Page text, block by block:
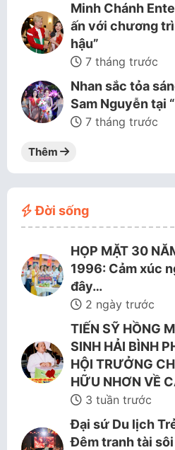
Minh Chánh
ấn với chương
hậu”
7 tháng trước
Nhan sắc tỏa
Sam Nguyễn tại
7 tháng trước
Thêm
Đời sống
HỌP MẶT 30
1996: Cảm xúc
đây…
2 ngày trước
TIẾN SỸ HỒNG
SINH HẢI BÌNH
HỘI TRƯỞNG
HỮU NHƠN VỀ
3 tuần trước
Đại sứ Du lịch
Đêm tranh tài